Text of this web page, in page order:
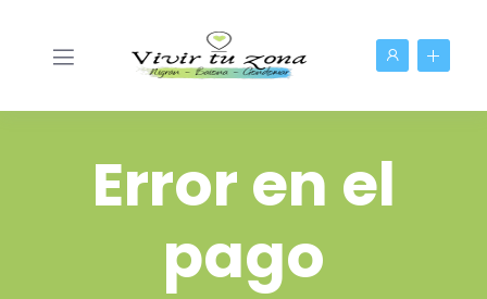
Error en el
pago